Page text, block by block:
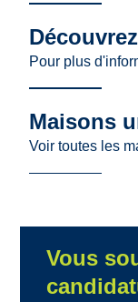
Pour plus
Maisons
Voir toutes les
Vous